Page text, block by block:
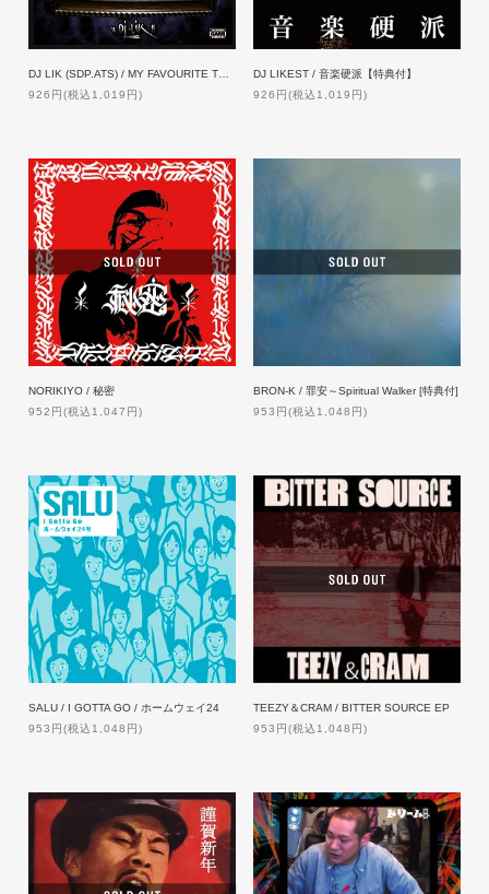
DJ LIK (SDP.ATS) / MY FAVOURITE THINGS
926円(税込1,019円)
DJ LIKEST / 音楽硬派【特典付】
926円(税込1,019円)
NORIKIYO / 秘密
952円(税込1,047円)
BRON-K / 罪安～Spiritual Walker [特典付]
953円(税込1,048円)
SALU / I GOTTA GO / ホームウェイ24
953円(税込1,048円)
TEEZY＆CRAM / BITTER SOURCE EP
953円(税込1,048円)